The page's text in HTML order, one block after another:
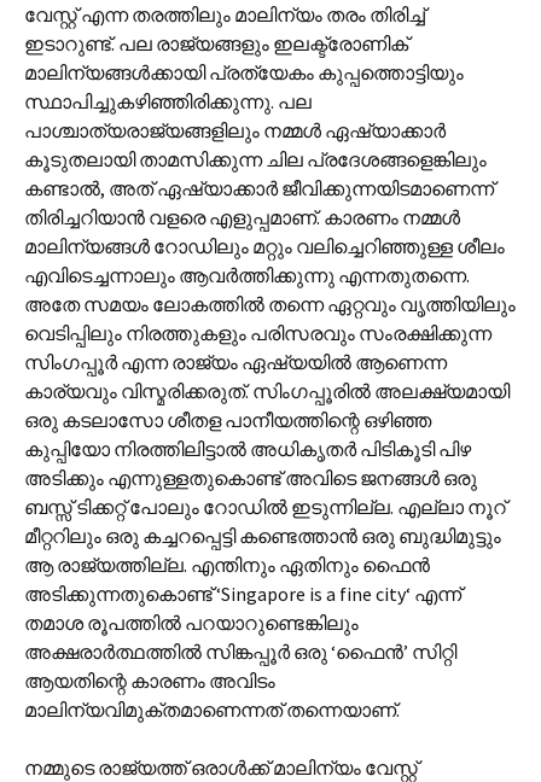
വേസ്റ്റ് എന്ന തരത്തിലും മാലിന്യം തരം തിരിച്ച്
ഇടാറുണ്ട്. പല രാജ്യങ്ങളും ഇലക്ട്രോണിക്
മാലിന്യങ്ങള്‍ക്കായി പ്രത്യേകം കുപ്പത്തൊട്ടിയും
സ്ഥാപിച്ചുകഴിഞ്ഞിരിക്കുന്നു. പല
പാശ്ചാത്യരാജ്യങ്ങളിലും നമ്മള്‍ ഏഷ്യാക്കാര്‍
കൂടുതലായി താമസിക്കുന്ന ചില പ്രദേശങ്ങളെങ്കിലും
കണ്ടാല്‍, അത് ഏഷ്യാക്കാര്‍ ജീവിക്കുന്നയിടമാണെന്ന്
തിരിച്ചറിയാന്‍ വളരെ എളുപ്പമാണ്. കാരണം നമ്മള്‍
മാലിന്യങ്ങള്‍ റോഡിലും മറ്റും വലിച്ചെറിഞ്ഞുള്ള ശീലം
എവിടെച്ചന്നാലും ആവര്‍ത്തിക്കുന്നു എന്നതുതന്നെ.
അതേ സമയം ലോകത്തില്‍ തന്നെ ഏറ്റവും വൃത്തിയിലും
വെടിപ്പിലും നിരത്തുകളും പരിസരവും സംരക്ഷിക്കുന്ന
സിംഗപ്പൂര്‍ എന്ന രാജ്യം ഏഷ്യയില്‍ ആണെന്ന
കാര്യവും വിസ്മരിക്കരുത്. സിംഗപ്പൂരില്‍ അലക്ഷ്യമായി
ഒരു കടലാസോ ശീതള പാനീയത്തിന്റെ ഒഴിഞ്ഞ
കുപ്പിയോ നിരത്തിലിട്ടാല്‍ അധികൃതര്‍ പിടികൂടി പിഴ
അടിക്കും എന്നുള്ളതുകൊണ്ട് അവിടെ ജനങ്ങള്‍ ഒരു
ബസ്സ് ടിക്കറ്റ് പോലും റോഡില്‍ ഇടുന്നില്ല. എല്ലാ നൂറ്
മീറ്ററിലും ഒരു കച്ചറപ്പെട്ടി കണ്ടെത്താന്‍ ഒരു ബുദ്ധിമുട്ടും
ആ രാജ്യത്തില്ല. എന്തിനും ഏതിനും ഫൈന്‍
അടിക്കുന്നതുകൊണ്ട് ‘Singapore is a fine city‘ എന്ന്
തമാശ രൂപത്തില്‍ പറയാറുണ്ടെങ്കിലും
അക്ഷരാര്‍ത്ഥത്തില്‍ സിങ്കപ്പൂര്‍ ഒരു ‘ഫൈന്‍’ സിറ്റി
ആയതിന്റെ കാരണം അവിടം
മാലിന്യവിമുക്തമാണെന്നത് തന്നെയാണ്.
നമ്മുടെ രാജ്യത്ത് ഒരാള്‍ക്ക് മാലിന്യം വേസ്റ്റ്